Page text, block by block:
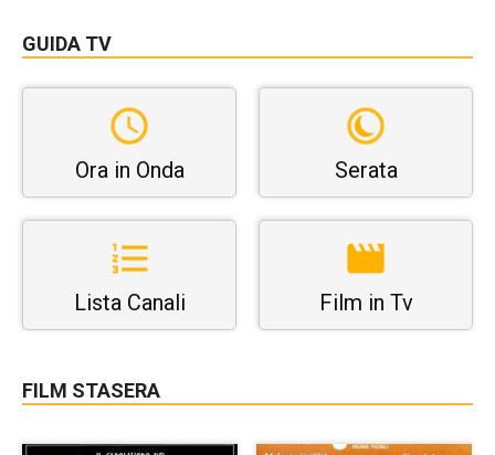
GUIDA TV
Ora in Onda Serata
Lista Canali Film in Tv
FILM STASERA